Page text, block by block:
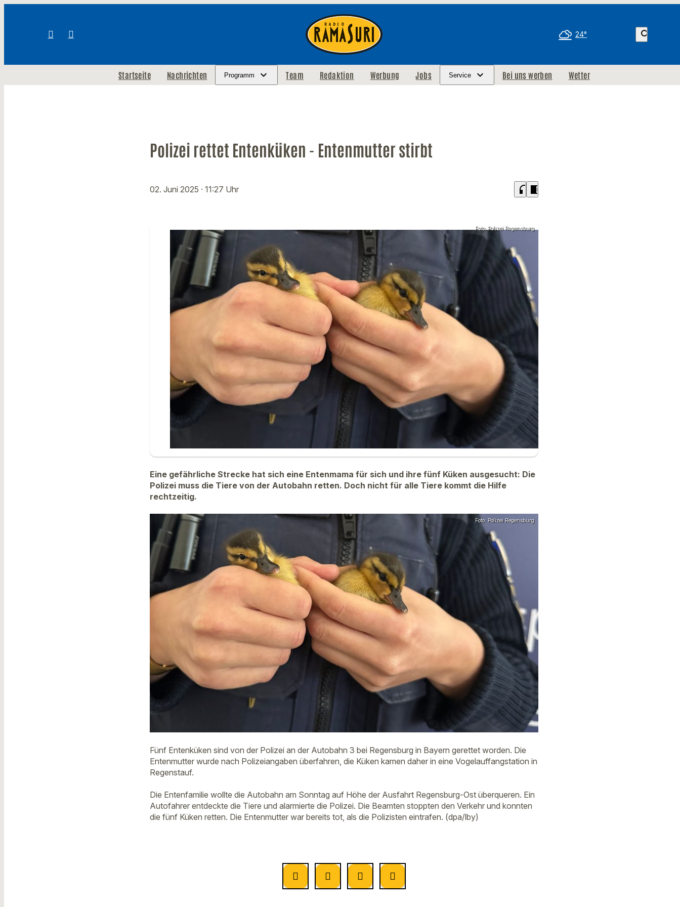
24° search
Startseite Nachrichten Programm Team Redaktion Werbung Jobs Service Bei uns werben Wetter
Polizei rettet Entenküken - Entenmutter stirbt
02. Juni 2025 · 11:27 Uhr headphones chrome_reader_mode
Foto: Polizei Regensburg
Eine gefährliche Strecke hat sich eine Entenmama für sich und ihre fünf Küken ausgesucht: Die
Polizei muss die Tiere von der Autobahn retten. Doch nicht für alle Tiere kommt die Hilfe
rechtzeitig.
Foto: Polizei Regensburg
Fünf Entenküken sind von der Polizei an der Autobahn 3 bei Regensburg in Bayern gerettet worden. Die
Entenmutter wurde nach Polizeiangaben überfahren, die Küken kamen daher in eine Vogelauffangstation in
Regenstauf.
Die Entenfamilie wollte die Autobahn am Sonntag auf Höhe der Ausfahrt Regensburg-Ost überqueren. Ein
Autofahrer entdeckte die Tiere und alarmierte die Polizei. Die Beamten stoppten den Verkehr und konnten
die fünf Küken retten. Die Entenmutter war bereits tot, als die Polizisten eintrafen. (dpa/lby)